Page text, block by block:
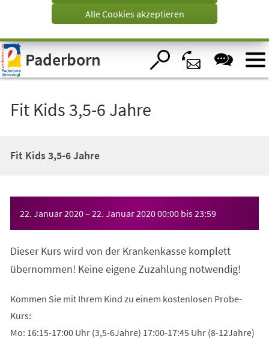
Visuelle
Assistenzsoftware
öffnen.
Alle Cookies akzeptieren
Paderborn
Fit Kids 3,5-6 Jahre
Fit Kids 3,5-6 Jahre
22. Januar 2020– 22. Januar 202000:00 bis23:59
Dieser Kurs wird von der Krankenkasse komplett
übernommen! Keine eigene Zuzahlung notwendig!
Kommen Sie mit Ihrem Kind zu einem kostenlosen Probe-
Kurs:
Mo: 16:15-17:00 Uhr (3,5-6Jahre) 17:00-17:45 Uhr (8-12Jahre)